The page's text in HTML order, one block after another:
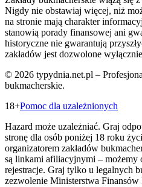
Nigdy nie obstawiaj więcej, niż
na stronie mają charakter
stanowią porady finansowej ani
historyczne nie gwarantują
zakładów jest dozwolone
© 2026 typydnia.net.pl –
bukmacherskie.
18+Pomoc dla uzależnionych
Hazard może uzależniać. Graj
stronę dla osób poniżej 18 roku
organizatorem zakładów
są linkami afiliacyjnymi – możemy
rejestracje. Graj tylko u legalnych
zezwolenie Ministerstwa Finansów